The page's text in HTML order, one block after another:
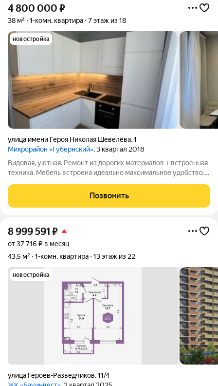
4 800 000 ₽
38 м² 1-комн. квартира 7 этаж из 18
новостройка
улица имени Героя Николая Шевелёва,1
Микрорайон «Губернский», 3 квартал 2018
Видовая, уютная. Ремонт из дорогих материалов + встроенная
техника. Мебель встроена идеально максимальное удобство.
Позвонить
8 999 591 ₽
от 37 716 ₽ в месяц
43,5 м²
1-комн. квартира 13 этаж из 22
новостройка
улица Героев-Разведчиков,11/4